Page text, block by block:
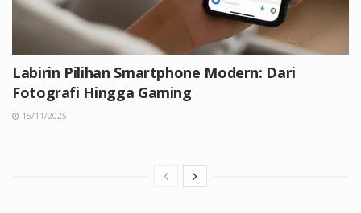
Labirin Pilihan Smartphone Modern: Dari
Fotografi Hingga Gaming
15/11/2025